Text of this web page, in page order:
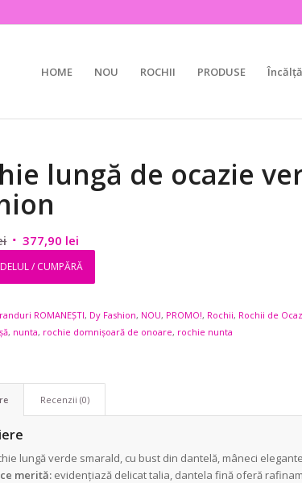
HOME NOU ROCHII PRODUSE
lungă de ocazie
Prețul
inițial
499,90 lei.
377,90 lei
curent
este:
/ CUMPĂRĂ
ROMANEȘTI, Dy Fashion, NOU, PROMO!, Rochii, Rochii de
, nunta, rochie domnișoară de onoare, rochie nunta
Recenzii (0)
lungă verde smarald, cu bust din dantelă, mâneci
merită: evidențiază delicat talia, dantela fină oferă